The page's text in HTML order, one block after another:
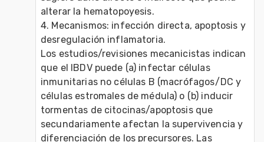
alterar la hematopoyesis.
4. Mecanismos: infección directa, apoptosis y
desregulación inflamatoria.
Los estudios/revisiones mecanicistas indican
que el IBDV puede (a) infectar células
inmunitarias no células B (macrófagos/DC y
células estromales de médula) o (b) inducir
tormentas de citocinas/apoptosis que
secundariamente afectan la supervivencia y
diferenciación de los precursores. Las